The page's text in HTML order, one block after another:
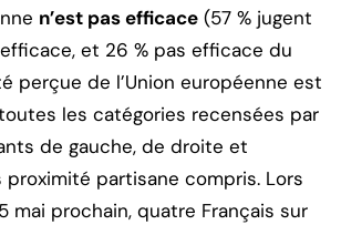
n’est pas efficace (57 % jugent
et 26 % pas efficace du
perçue de l’Union européenne est
les catégories recensées par
de gauche, de droite et
proximité partisane compris. Lors
mai prochain, quatre Français sur